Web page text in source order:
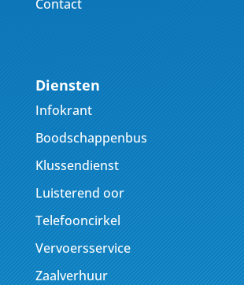
Contact
Diensten
Infokrant
Boodschappenbus
Klussendienst
Luisterend oor
Telefooncirkel
Vervoersservice
Zaalverhuur